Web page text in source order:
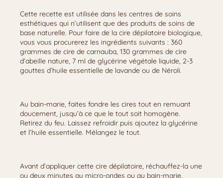
Cette recette est utilisée dans les centres de soins
esthétiques qui n’utilisent que des produits de soins de
base naturelle. Pour faire de la cire dépilatoire biologique,
vous vous procurerez les ingrédients suivants : 360
grammes de cire de carnauba, 130 grammes de cire
d’abeille nature, 7 ml de glycérine végétale liquide, 2-3
gouttes d’huile essentielle de lavande ou de Néroli.
Au bain-marie, faites fondre les cires tout en remuant
doucement, jusqu’à ce que le tout soit homogène.
Retirez du feu. Laissez refroidir puis ajoutez la glycérine
et l’huile essentielle. Mélangez le tout.
Avant d’appliquer cette cire dépilatoire, réchauffez-la une
ou deux minutes au micro-ondes ou au bain-marie.